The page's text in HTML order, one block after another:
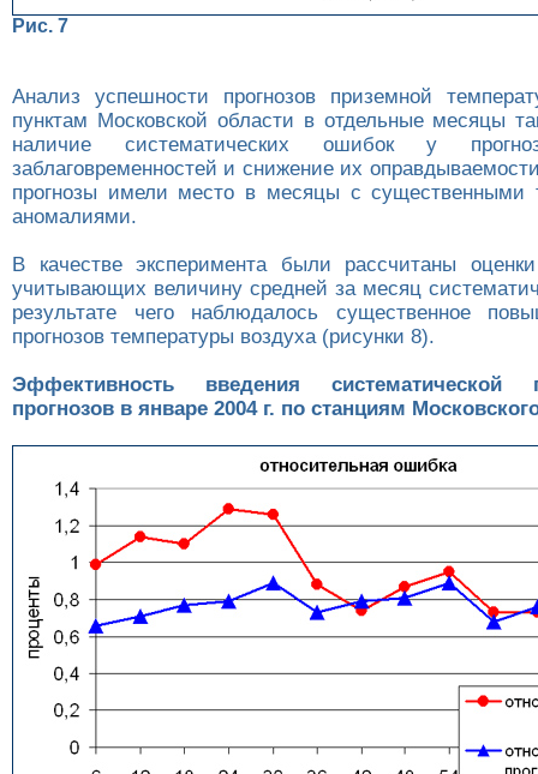
Рис. 7
Анализ успешности прогнозов приземной
пунктам Московской области в отдельные месяцы
наличие систематических ошибок у
заблаговременностей и снижение их
прогнозы имели место в месяцы с существенными
аномалиями.
В качестве эксперимента были рассчитаны
учитывающих величину средней за месяц
результате чего наблюдалось существенное
прогнозов температуры воздуха (рисунки 8).
Эффективность введения систематической
прогнозов в январе 2004 г. по станциям